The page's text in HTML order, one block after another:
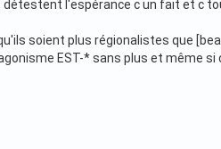
l'espérance c un fait et c
soient plus régionalistes que
EST-* sans plus et même